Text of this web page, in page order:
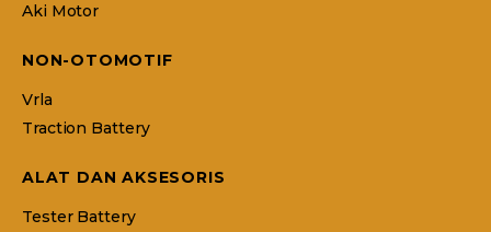
Aki Motor
NON-OTOMOTIF
Vrla
Traction Battery
ALAT DAN AKSESORIS
Tester Battery